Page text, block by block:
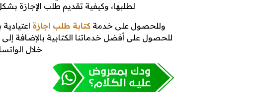
ذ
ج
ط
لطلبها، وكيفية تقديم طلب الإجازة
وللحصول على خدمةكتابة طلب اجازة
للحصول على أفضل خدماتنا الكتابية بالإضافة
خلال